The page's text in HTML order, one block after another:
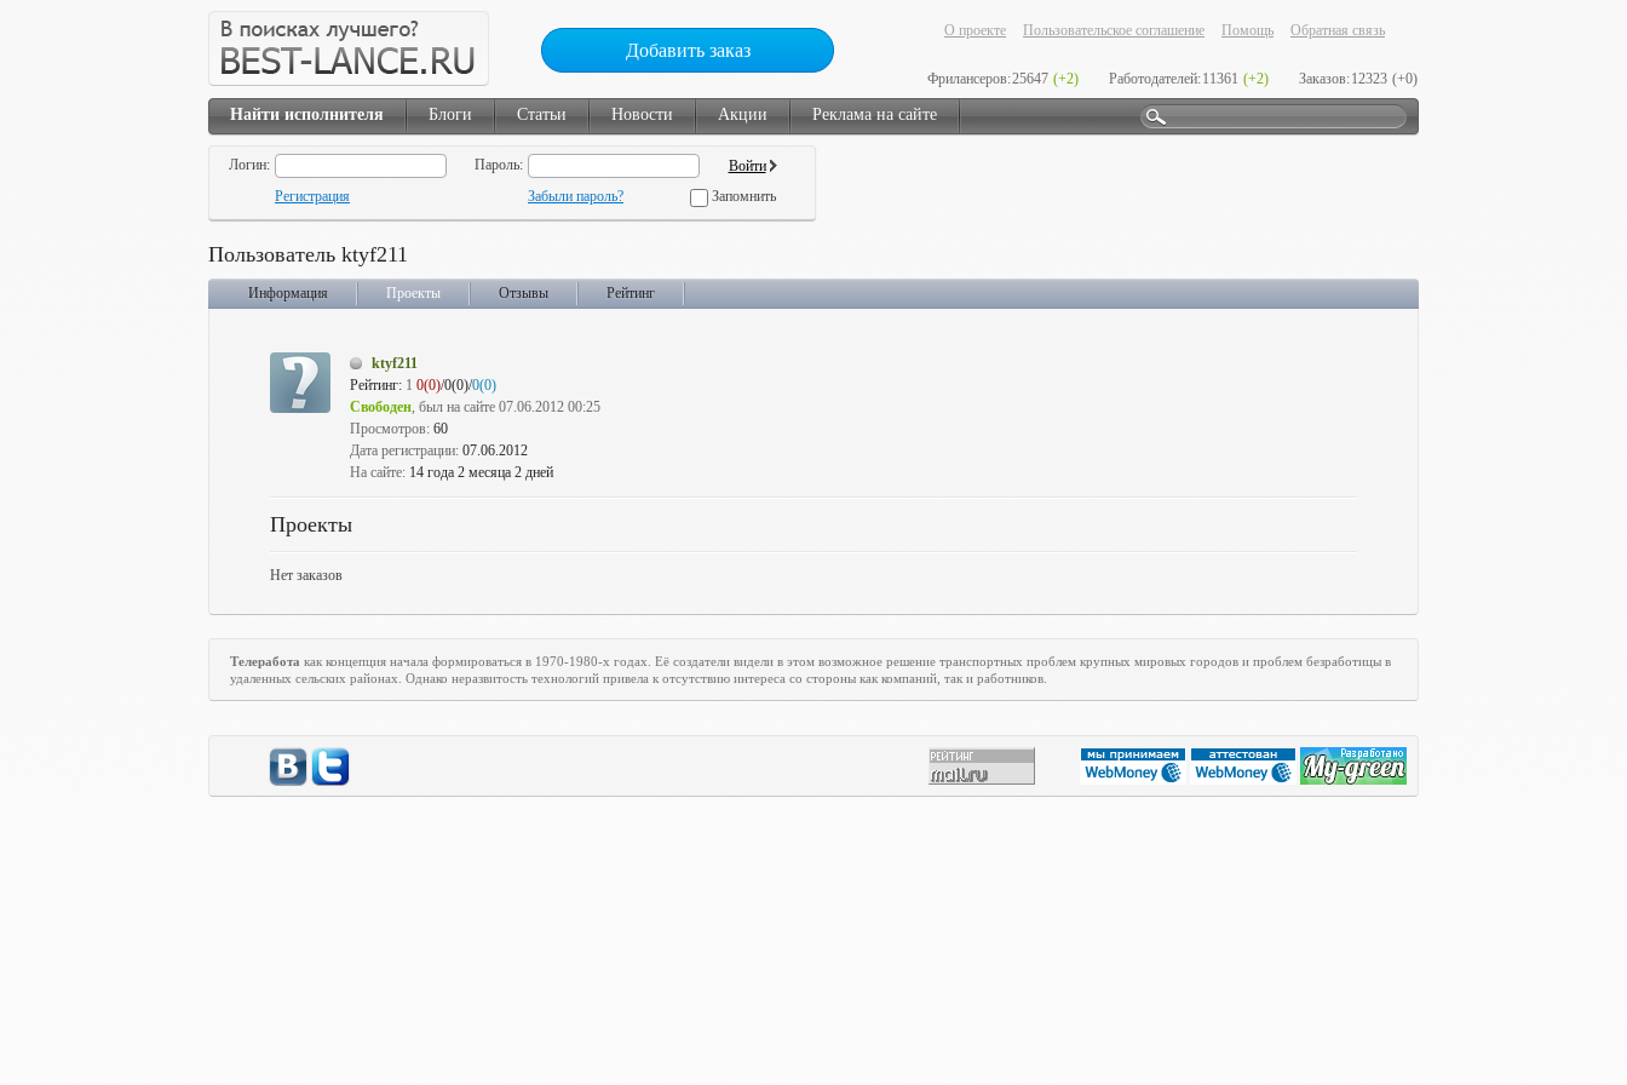
Добавить заказ
О проекте Пользовательское соглашение Помощь Обратная связь
Фрилансеров:25647 (+2) Работодателей:11361 (+2) Заказов:12323 (+0)
Найти исполнителя Блоги Статьи Новости Акции Реклама на сайте
Логин:
Пароль:
Регистрация
Забыли пароль? Запомнить
Пользователь ktyf211
Информация Проекты Отзывы Рейтинг
ktyf211
Рейтинг: 1 0(0)/0(0)/0(0)
Свободен, был на сайте 07.06.2012 00:25
Просмотров: 60
Дата регистрации: 07.06.2012
На сайте: 14 года 2 месяца 2 дней
Проекты
Нет заказов
Телеработа как концепция начала формироваться в 1970-1980-х годах. Её создатели видели в этом возможное решение транспортных проблем крупных мировых городов и проблем безработицы в
удаленных сельских районах. Однако неразвитость технологий привела к отсутствию интереса со стороны как компаний, так и работников.